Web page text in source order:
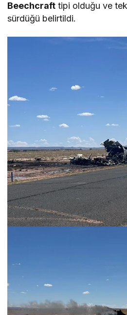
Beechcraft tipi olduğu ve
sürdüğü belirtildi.